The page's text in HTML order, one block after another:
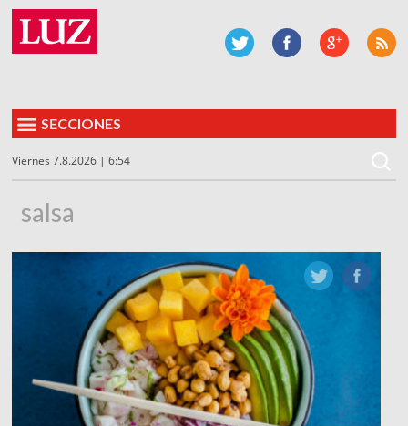
SECCIONES
Viernes 7.8.2026 | 6:54
salsa